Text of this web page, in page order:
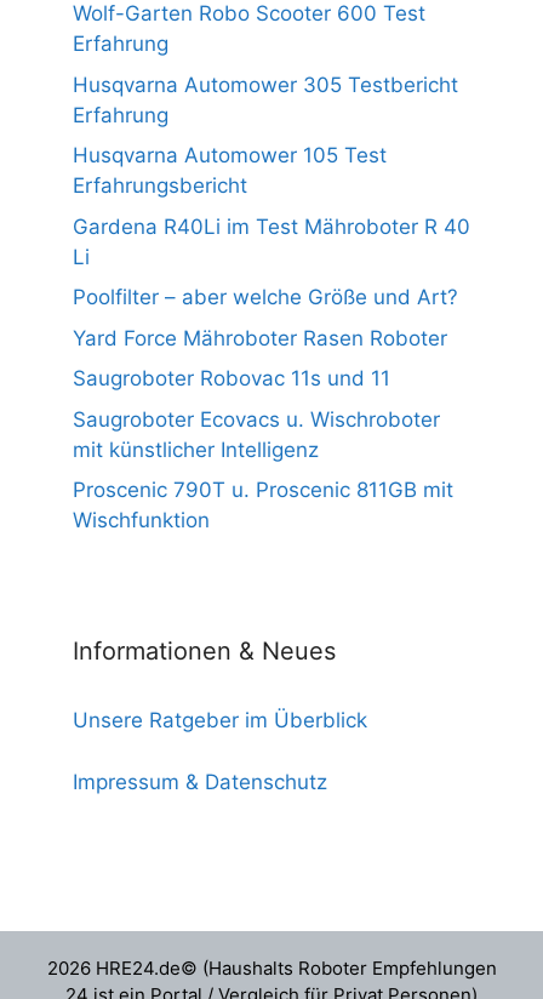
Wolf-Garten Robo Scooter 600 Test
Erfahrung
Husqvarna Automower 305 Testbericht
Erfahrung
Husqvarna Automower 105 Test
Erfahrungsbericht
Gardena R40Li im Test Mähroboter R 40
Li
Poolfilter – aber welche Größe und Art?
Yard Force Mähroboter Rasen Roboter
Saugroboter Robovac 11s und 11
Saugroboter Ecovacs u. Wischroboter
mit künstlicher Intelligenz
Proscenic 790T u. Proscenic 811GB mit
Wischfunktion
Informationen & Neues
Unsere Ratgeber im Überblick
Impressum & Datenschutz
2026 HRE24.de© (Haushalts Roboter Empfehlungen